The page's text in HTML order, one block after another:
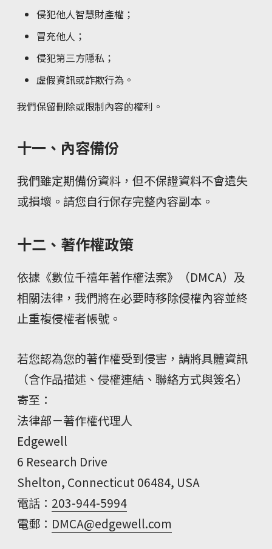
侵犯他人智慧財產權；
冒充他人；
侵犯第三方隱私；
虛假資訊或詐欺行為。
我們保留刪除或限制內容的權利。
十一、內容備份
我們雖定期備份資料，但不保證資料不會遺失
或損壞。請您自行保存完整內容副本。
十二、著作權政策
依據《數位千禧年著作權法案》（DMCA）及
相關法律，我們將在必要時移除侵權內容並終
止重複侵權者帳號。
若您認為您的著作權受到侵害，請將具體資訊
（含作品描述、侵權連結、聯絡方式與簽名）
寄至：
法律部－著作權代理人
Edgewell
6 Research Drive
Shelton, Connecticut 06484, USA
電話： 203-944-5994
電郵： DMCA@edgewell.com